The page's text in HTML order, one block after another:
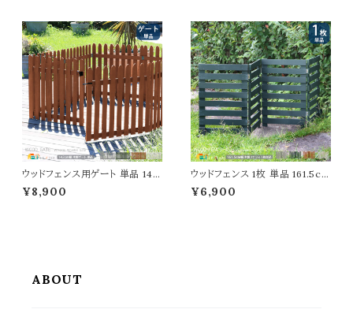
ンド 鉢植えスタンド 鉢植え台 フ
ラワースタンド フラワーラック 花
台 スチール製 おすすめ おしゃ
れ コンパクト
ポスト ダイヤルロック式ポスト 郵
便受け ダイヤル鍵付きポスト ス
タンド式ポスト スタンドタイプ 春
夏 秋 冬
ウッドフェンス用ゲート 単品 142
cm幅 ストライプフェンス用 フェ
ンス用ゲートセット ライトブラウン
¥8,900
ウッドフェンス 1枚 単品 161.5cm
幅 ボーダーフェンス ホワイト グ
レー ライトブラウン ダークグリー
¥6,900
ABOUT